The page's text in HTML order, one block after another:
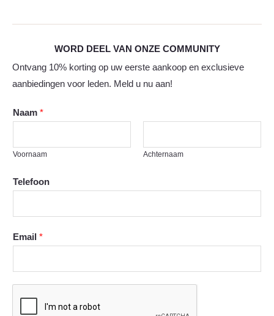
WORD DEEL VAN ONZE COMMUNITY
Ontvang 10% korting op uw eerste aankoop en exclusieve
aanbiedingen voor leden. Meld u nu aan!
Naam *
Voornaam Achternaam
Telefoon
Email *